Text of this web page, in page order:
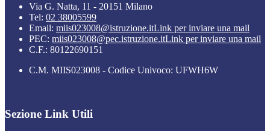
Via G. Natta, 11 - 20151 Milano
Tel: 02 38005599
Email: miis023008@istruzione.itLink per inviare una mail
PEC: miis023008@pec.istruzione.itLink per inviare una mail
C.F.: 80122690151
C.M. MIIS023008 - Codice Univoco: UFWH6W
Sezione Link Utili